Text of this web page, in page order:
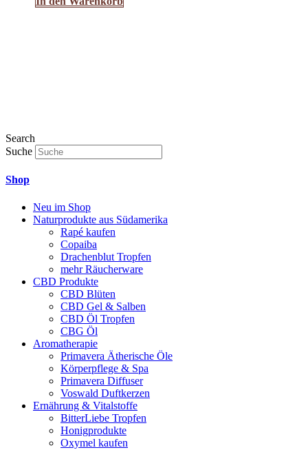
Search
Suche
Shop
Neu im Shop
Naturprodukte aus Südamerika
Rapé kaufen
Copaiba
Drachenblut Tropfen
mehr Räucherware
CBD Produkte
CBD Blüten
CBD Gel & Salben
CBD Öl Tropfen
CBG Öl
Aromatherapie
Primavera Ätherische Öle
Körperpflege & Spa
Primavera Diffuser
Voswald Duftkerzen
Ernährung & Vitalstoffe
BitterLiebe Tropfen
Honigprodukte
Oxymel kaufen